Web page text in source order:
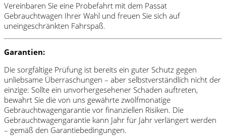
Vereinbaren Sie eine Probefahrt mit dem Passat
Gebrauchtwagen Ihrer Wahl und freuen Sie sich auf
uneingeschränkten Fahrspaß.
Garantien:
Die sorgfältige Prüfung ist bereits ein guter Schutz gegen
unliebsame Überraschungen – aber selbstverständlich nicht der
einzige: Sollte ein unvorhergesehener Schaden auftreten,
bewahrt Sie die von uns gewährte zwölfmonatige
Gebrauchtwagengarantie vor finanziellen Risiken. Die
Gebrauchtwagengarantie kann Jahr für Jahr verlängert werden
– gemäß den Garantiebedingungen.